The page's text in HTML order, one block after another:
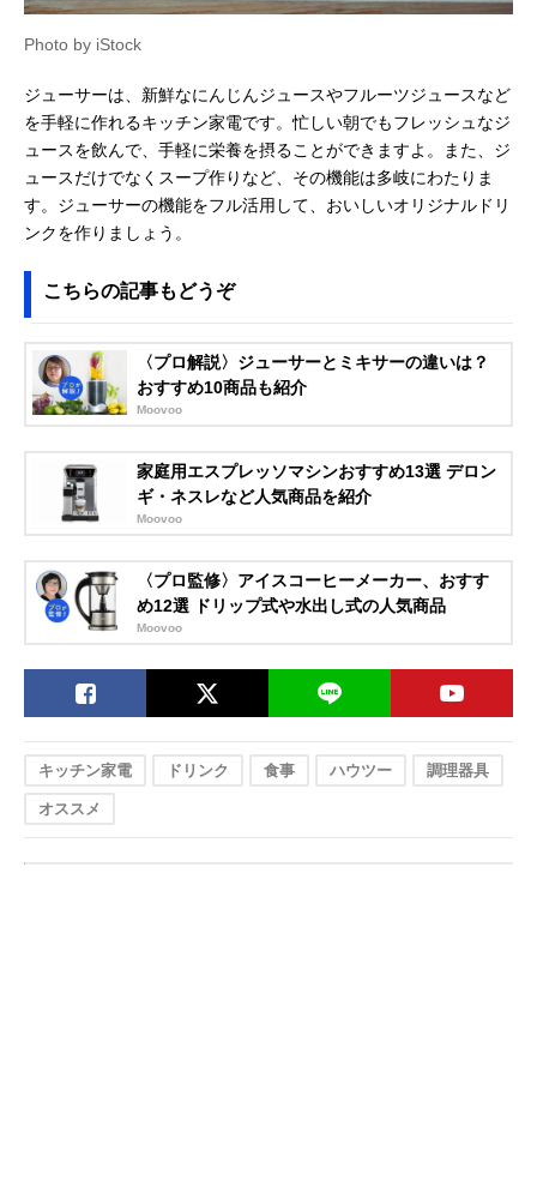
Photo by iStock
ジューサーは、新鮮なにんじんジュースやフルーツジュースなど
を手軽に作れるキッチン家電です。忙しい朝でもフレッシュなジ
ュースを飲んで、手軽に栄養を摂ることができますよ。また、ジ
ュースだけでなくスープ作りなど、その機能は多岐にわたりま
す。ジューサーの機能をフル活用して、おいしいオリジナルドリ
ンクを作りましょう。
こちらの記事もどうぞ
〈プロ解説〉ジューサーとミキサーの違いは？
おすすめ10商品も紹介
Moovoo
家庭用エスプレッソマシンおすすめ13選 デロン
ギ・ネスレなど人気商品を紹介
Moovoo
〈プロ監修〉アイスコーヒーメーカー、おすす
め12選 ドリップ式や水出し式の人気商品
Moovoo
キッチン家電 ドリンク 食事 ハウツー 調理器具
オススメ